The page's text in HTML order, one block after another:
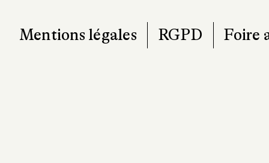
Mentions légales RGPD Foire